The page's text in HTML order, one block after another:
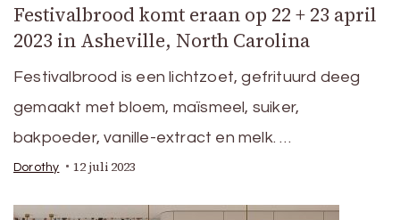
Festivalbrood komt eraan op 22 + 23 april
2023 in Asheville, North Carolina
Festivalbrood is een lichtzoet, gefrituurd deeg
gemaakt met bloem, maïsmeel, suiker,
bakpoeder, vanille-extract en melk. …
Dorothy 12 juli 2023